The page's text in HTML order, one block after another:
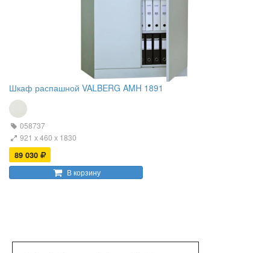
Шкаф распашной VALBERG AMH 1891
058737
921 х 460 х 1830
89 030
В корзину